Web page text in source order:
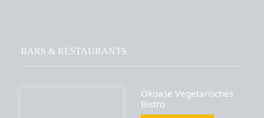
BARS & RESTAURANTS
Ökoase Vegetarisches
Bistro